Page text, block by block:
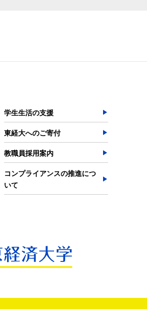
学生生活の支援
東経大へのご寄付
教職員採用案内
コンプライアンスの推進につ
いて